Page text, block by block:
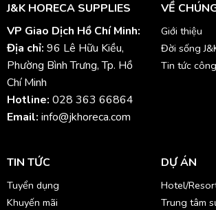
J&K HORECA SUPPLIES
VP Giao Dịch Hồ Chí Minh:
Địa chỉ: 96 Lê Hữu Kiều,
Phường Bình Trưng, Tp. Hồ
Chí Minh
Hotline: 028 363 66864
Email: info@jkhoreca.com
VỀ
Giới thiệu
Đời sống
Tin tức
TIN TỨC
Tuyển dụng
Khuyến mãi
DỰ ÁN
Hotel/
Trung tâm